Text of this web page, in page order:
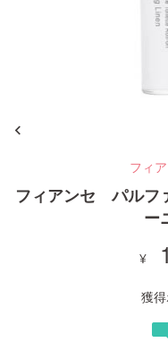
フィ
フィアンセ パル
ー
獲
mode_comment